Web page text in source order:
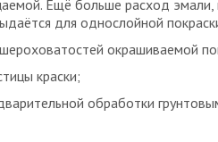
Ещё больше расход эмали,
для однослойной
окрашиваемой
краски;
обработки